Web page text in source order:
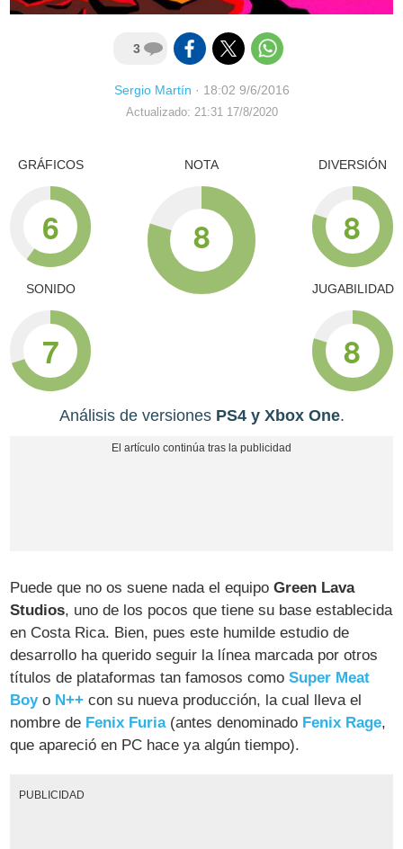
3
Sergio Martín · 18:02 9/6/2016
Actualizado: 21:31 17/8/2020
GRÁFICOS
6
SONIDO
7
NOTA
8
DIVERSIÓN
8
JUGABILIDAD
8
Análisis de versiones PS4 y Xbox One.
Puede que no os suene nada el equipoGreen Lava
Studios, uno de los pocos que tiene su base establecida
en Costa Rica. Bien, pues este humilde estudio de
desarrollo ha querido seguir la línea marcada por otros
títulos de plataformas tan famosos comoSuper Meat
Boyo N++ con su nueva producción, la cual lleva el
nombre de Fenix Furia(antes denominado Fenix Rage,
que apareció en PC hace ya algún tiempo).
PUBLICIDAD